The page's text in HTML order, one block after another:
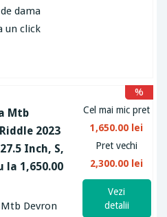
dama
un click
Mtb
2023
Inch, S,
la 1,650.00
Devron
Cel mai mic pret
1,650.00 lei
Pret vechi
2,300.00 lei
%
Vezi
detalii